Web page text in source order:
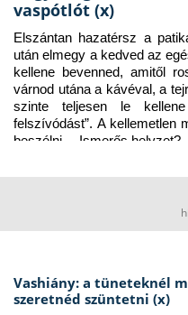
vaspótlót (x)
Elszántan hazatérsz a
után elmegy a kedved az
kellene bevenned, amitől
várnod utána a kávéval, a
szinte teljesen le
felszívódást”. A kellemetlen
beszélni… Ismerős helyzet?
Vashiány: a tüneteknél
szeretnéd szüntetni (x)